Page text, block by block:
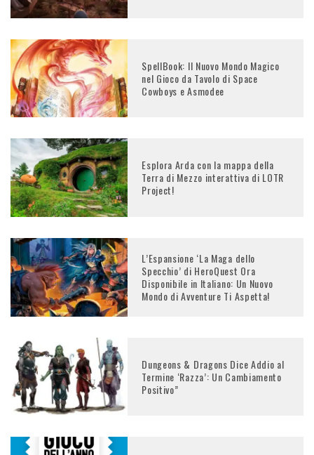
SpellBook: Il Nuovo Mondo Magico
nel Gioco da Tavolo di Space
Cowboys e Asmodee
Esplora Arda con la mappa della
Terra di Mezzo interattiva di LOTR
Project!
L’Espansione ‘La Maga dello
Specchio’ di HeroQuest Ora
Disponibile in Italiano: Un Nuovo
Mondo di Avventure Ti Aspetta!
Dungeons & Dragons Dice Addio al
Termine ‘Razza’: Un Cambiamento
Positivo”